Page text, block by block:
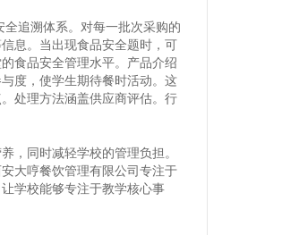
追溯体系。对每一批次采购的
息。当出现食品安全题时，可
食品安全管理水平。产品介绍
度，使学生期待餐时活动。这
处理方法涵盖供应商评估。行
，同时减轻学校的管理负担。
大哼餐饮管理有限公司专注于
学校能够专注于教学核心事